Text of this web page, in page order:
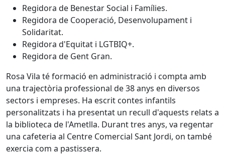
Regidora de Benestar Social i Famílies.
Regidora de Cooperació, Desenvolupament i
Solidaritat.
Regidora d'Equitat i LGTBIQ+.
Regidora de Gent Gran.
Rosa Vila té formació en administració i compta amb
una trajectòria professional de 38 anys en diversos
sectors i empreses. Ha escrit contes infantils
personalitzats i ha presentat un recull d'aquests relats a
la biblioteca de l'Ametlla. Durant tres anys, va regentar
una cafeteria al Centre Comercial Sant Jordi, on també
exercia com a pastissera.